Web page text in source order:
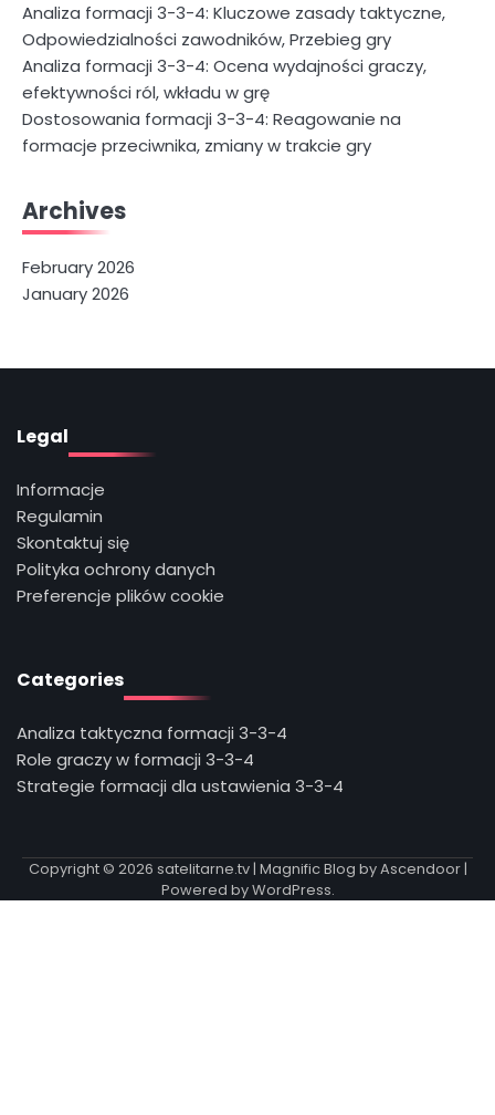
Analiza formacji 3-3-4: Kluczowe zasady taktyczne,
Odpowiedzialności zawodników, Przebieg gry
Analiza formacji 3-3-4: Ocena wydajności graczy,
efektywności ról, wkładu w grę
Dostosowania formacji 3-3-4: Reagowanie na
formacje przeciwnika, zmiany w trakcie gry
Archives
February 2026
January 2026
Legal
Informacje
Regulamin
Skontaktuj się
Polityka ochrony danych
Preferencje plików cookie
Categories
Analiza taktyczna formacji 3-3-4
Role graczy w formacji 3-3-4
Strategie formacji dla ustawienia 3-3-4
Copyright © 2026 satelitarne.tv| Magnific Blog byAscendoor|
Powered byWordPress.